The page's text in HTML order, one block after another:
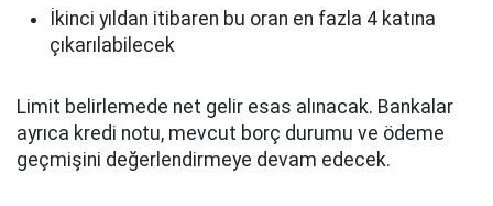
İkinci yıldan itibaren bu oran en fazla 4 katına
çıkarılabilecek
Limit belirlemede net gelir esas alınacak. Bankalar
ayrıca kredi notu, mevcut borç durumu ve ödeme
geçmişini değerlendirmeye devam edecek.